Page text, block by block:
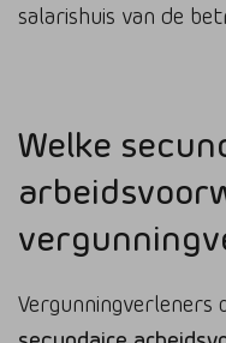
salarishuis van de
Welke
Vergunningverleners